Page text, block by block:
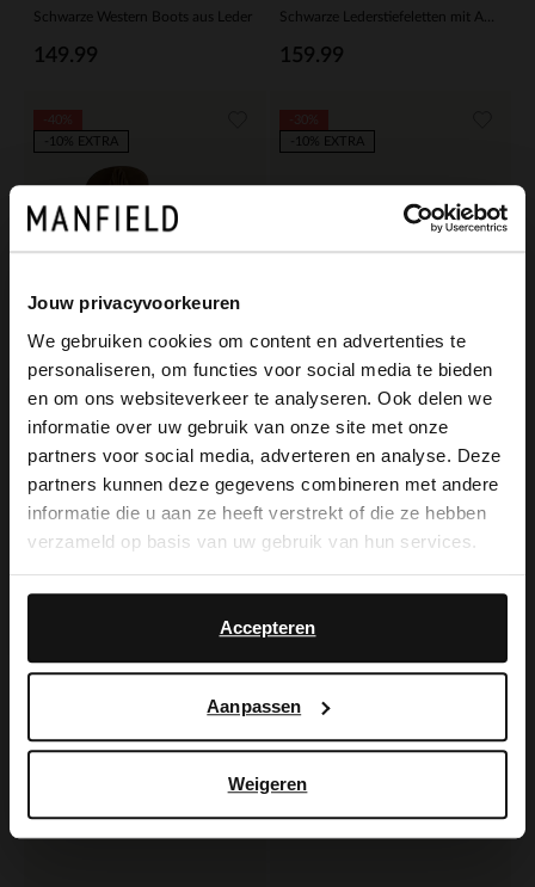
Jouw privacyvoorkeuren
We gebruiken cookies om content en advertenties te
personaliseren, om functies voor social media te bieden
en om ons websiteverkeer te analyseren. Ook delen we
informatie over uw gebruik van onze site met onze
partners voor social media, adverteren en analyse. Deze
partners kunnen deze gegevens combineren met andere
informatie die u aan ze heeft verstrekt of die ze hebben
verzameld op basis van uw gebruik van hun services.
Accepteren
Aanpassen
Weigeren
Schwarze Western Boots aus Leder
149.99 159.99
Manfield
Braune Veloursleder-Cowboystiefel mit Fransen
189.98
113.99
-10% EXTRA
Manfield
Beigefarbene Cowboystiefel aus Veloursleder
159.99
111.99
-10% EXTRA
×
View this website in English?
It looks like your language isn't Dutch. Would
you like to switch to English?
English